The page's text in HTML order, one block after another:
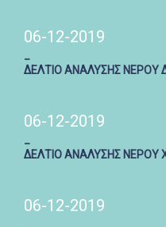
06-12-2019
ΔΕΛΤΙΟ ΑΝΑΛΥΣΗΣ ΝΕΡΟΥ
06-12-2019
ΔΕΛΤΙΟ ΑΝΑΛΥΣΗΣ ΝΕΡΟΥ
06-12-2019